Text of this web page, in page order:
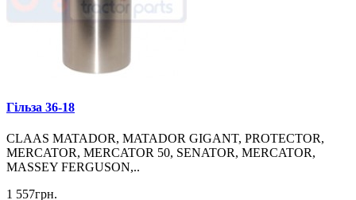
Гільза 36-18
CLAAS MATADOR, MATADOR GIGANT, PROTECTOR,
MERCATOR, MERCATOR 50, SENATOR, MERCATOR,
MASSEY FERGUSON,..
1 557грн.